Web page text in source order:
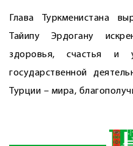
Глава Туркменистана
Тайипу Эрдогану
здоровья, счастья и
государственной
Турции – мира,